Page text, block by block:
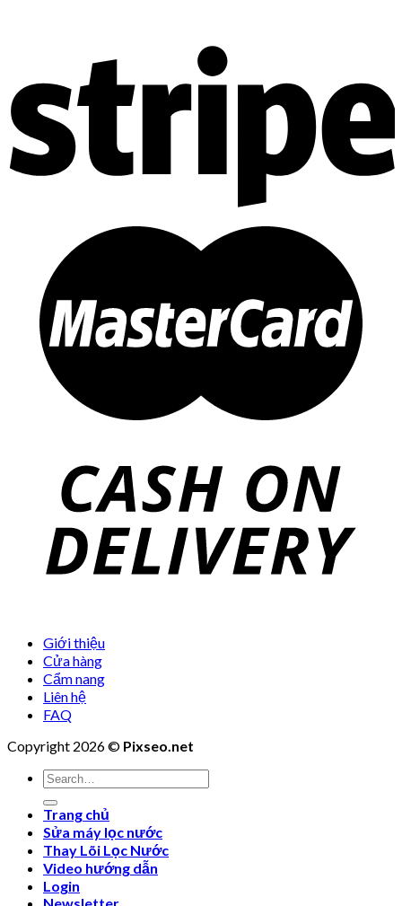
Giới thiệu
Cửa hàng
Cẩm nang
Liên hệ
FAQ
Copyright 2026 © Pixseo.net
Search
for:
Trang chủ
Sửa máy lọc nước
Thay Lõi Lọc Nước
Video hướng dẫn
Login
Newsletter